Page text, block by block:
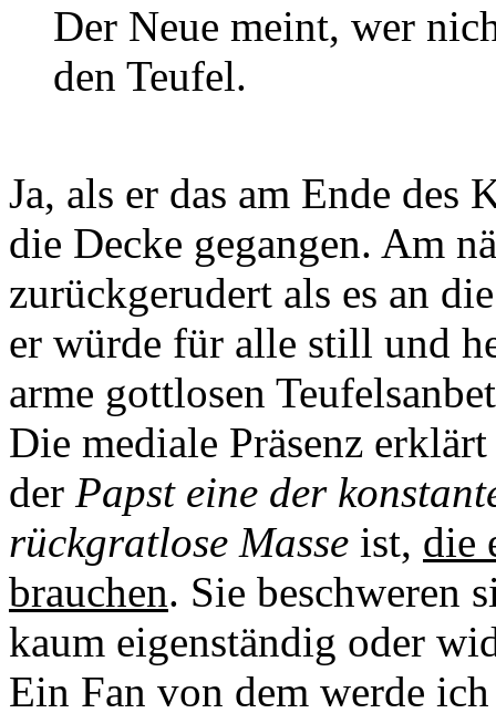
Der Neue meint, wer
den Teufel.
Ja, als er das am Ende des
die Decke gegangen. Am
zurückgerudert als es an
er würde für alle still und
arme gottlosen
Die mediale Präsenz
der Papst eine der
rückgratlose Masse ist, die
brauchen. Sie beschweren
kaum eigenständig oder
Ein Fan von dem werde